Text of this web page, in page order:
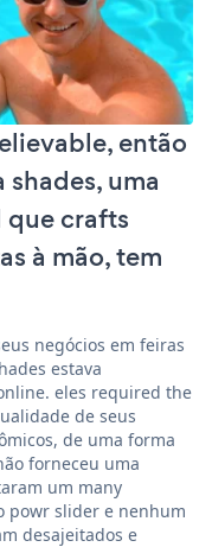
então
uma
que crafts
à mão, tem
negócios em feiras
estava
eles required the
de seus
de uma forma
forneceu uma
um many
powr slider e nenhum
desajeitados e